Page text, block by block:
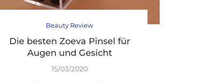
Beauty Review
Die besten Zoeva Pinsel für
Augen und Gesicht
15/03/2020